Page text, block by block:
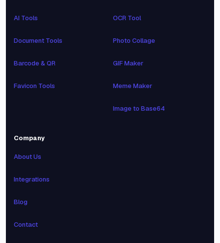
AI Tools
Document Tools
Barcode & QR
Favicon Tools
OCR Tool
Photo Collage
GIF Maker
Meme Maker
Image to Base64
Company
About Us
Integrations
Blog
Contact